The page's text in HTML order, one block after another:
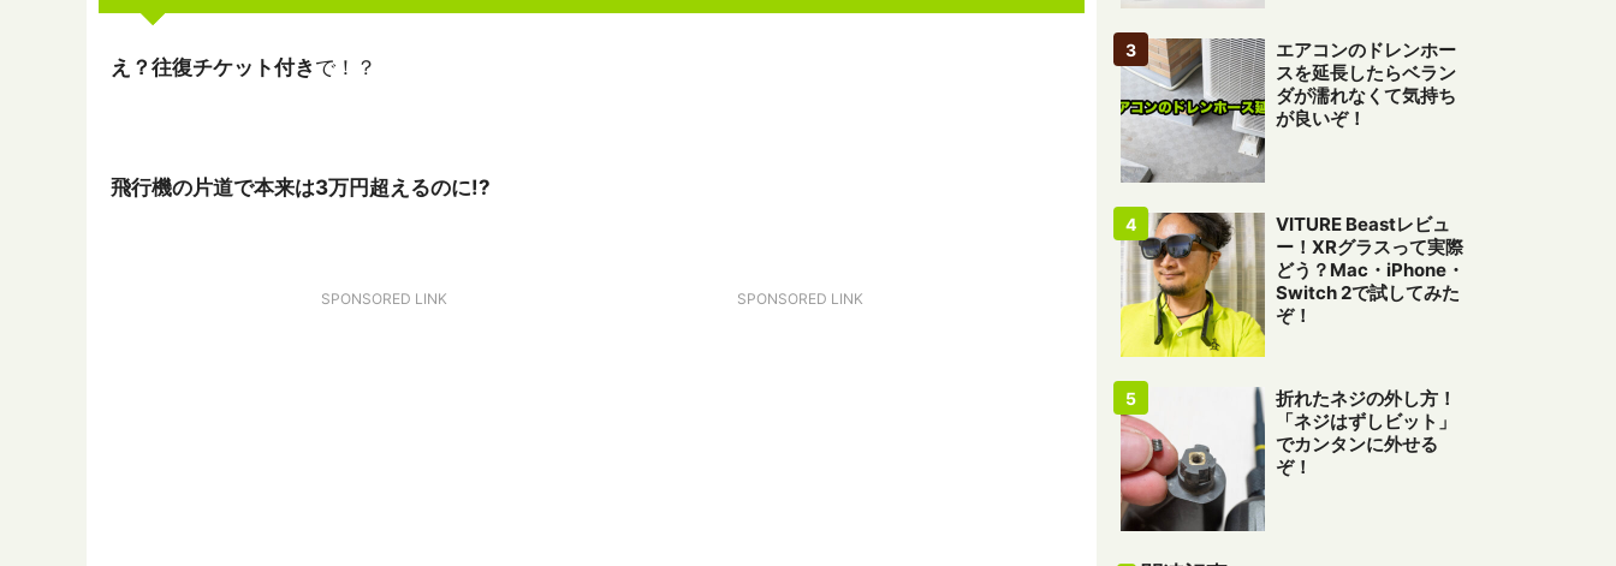
え？往復チケット付き で！？
飛行機の片道で本来は3万円超えるのに!?
SPONSORED LINK SPONSORED LINK
エアコンのドレンホー
スを延長したらベラン
ダが濡れなくて気持ち
が良いぞ！
VITURE Beastレビュ
ー！XRグラスって実際
どう？Mac・iPhone・
Switch 2で試してみた
ぞ！
折れたネジの外し方！
「ネジはずしビット」
でカンタンに外せる
ぞ！